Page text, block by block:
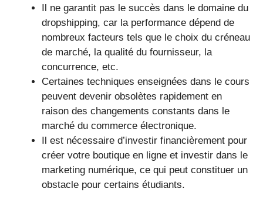
Il ne garantit pas le succès dans le domaine du
dropshipping, car la performance dépend de
nombreux facteurs tels que le choix du créneau
de marché, la qualité du fournisseur, la
concurrence, etc.
Certaines techniques enseignées dans le cours
peuvent devenir obsolètes rapidement en
raison des changements constants dans le
marché du commerce électronique.
Il est nécessaire d’investir financièrement pour
créer votre boutique en ligne et investir dans le
marketing numérique, ce qui peut constituer un
obstacle pour certains étudiants.